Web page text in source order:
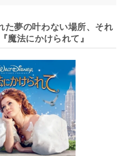
た夢の叶わない場所、それ
魔法にかけられて』